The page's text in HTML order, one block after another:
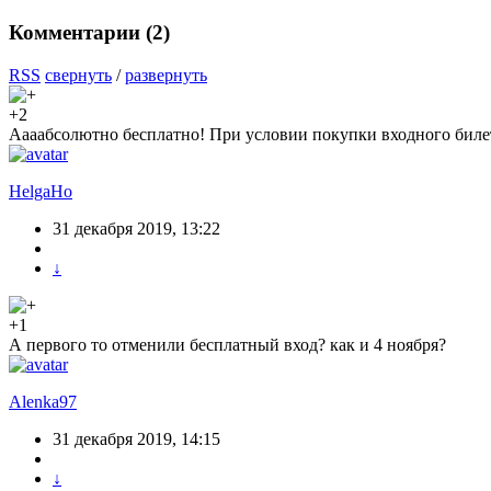
Комментарии (2)
RSS свернуть /развернуть
+2
Аааабсолютно бесплатно! При условии покупки входного
HelgaHo
31 декабря 2019, 13:22
↓
+1
А первого то отменили бесплатный вход? как и 4 ноября?
Alenka97
31 декабря 2019, 14:15
↓